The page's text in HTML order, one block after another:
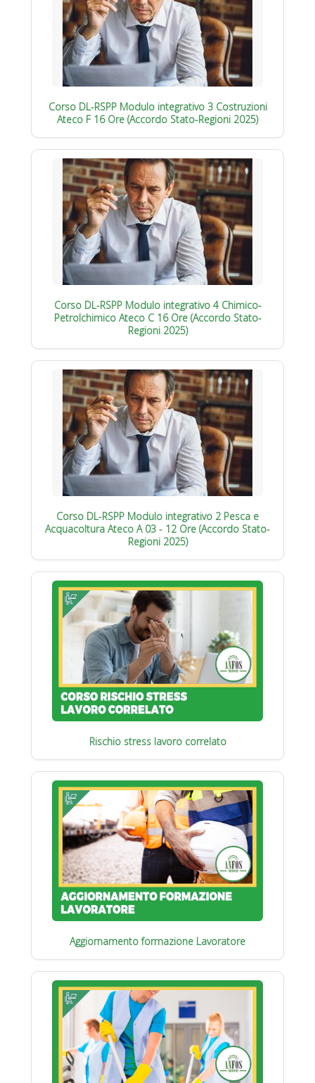
Corso DL-RSPP Modulo integrativo 3 Costruzioni
Ateco F 16 Ore (Accordo Stato-Regioni 2025)
Corso DL-RSPP Modulo integrativo 4 Chimico-
Petrolchimico Ateco C 16 Ore (Accordo Stato-
Regioni 2025)
Corso DL-RSPP Modulo integrativo 2 Pesca e
Acquacoltura Ateco A 03 - 12 Ore (Accordo Stato-
Regioni 2025)
Rischio stress lavoro correlato
Aggiornamento formazione Lavoratore